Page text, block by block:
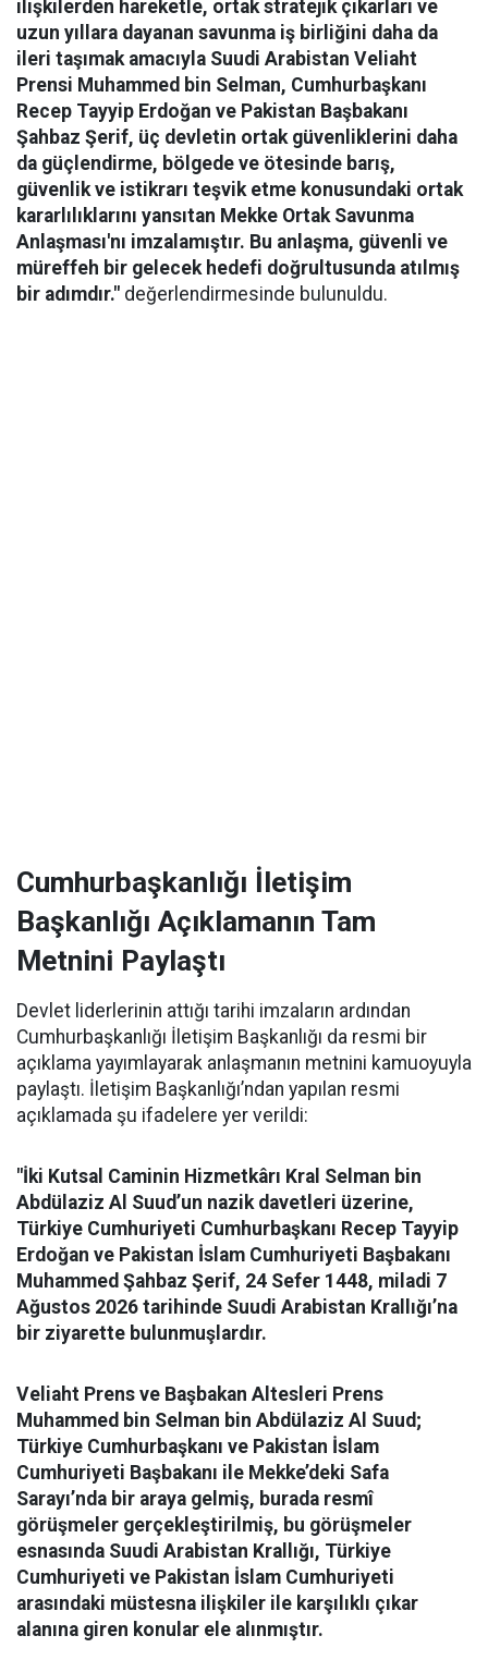
ilişkilerden hareketle, ortak stratejik çıkarları ve
uzun yıllara dayanan savunma iş birliğini daha da
ileri taşımak amacıyla Suudi Arabistan Veliaht
Prensi Muhammed bin Selman, Cumhurbaşkanı
Recep Tayyip Erdoğan ve Pakistan Başbakanı
Şahbaz Şerif, üç devletin ortak güvenliklerini daha
da güçlendirme, bölgede ve ötesinde barış,
güvenlik ve istikrarı teşvik etme konusundaki ortak
kararlılıklarını yansıtan Mekke Ortak Savunma
Anlaşması'nı imzalamıştır. Bu anlaşma, güvenli ve
müreffeh bir gelecek hedefi doğrultusunda atılmış
bir adımdır." değerlendirmesinde bulunuldu.
Cumhurbaşkanlığı İletişim
Başkanlığı Açıklamanın Tam
Metnini Paylaştı
Devlet liderlerinin attığı tarihi imzaların ardından
Cumhurbaşkanlığı İletişim Başkanlığı da resmi bir
açıklama yayımlayarak anlaşmanın metnini kamuoyuyla
paylaştı. İletişim Başkanlığı’ndan yapılan resmi
açıklamada şu ifadelere yer verildi:
"İki Kutsal Caminin Hizmetkârı Kral Selman bin
Abdülaziz Al Suud’un nazik davetleri üzerine,
Türkiye Cumhuriyeti Cumhurbaşkanı Recep Tayyip
Erdoğan ve Pakistan İslam Cumhuriyeti Başbakanı
Muhammed Şahbaz Şerif, 24 Sefer 1448, miladi 7
Ağustos 2026 tarihinde Suudi Arabistan Krallığı’na
bir ziyarette bulunmuşlardır.
Veliaht Prens ve Başbakan Altesleri Prens
Muhammed bin Selman bin Abdülaziz Al Suud;
Türkiye Cumhurbaşkanı ve Pakistan İslam
Cumhuriyeti Başbakanı ile Mekke’deki Safa
Sarayı’nda bir araya gelmiş, burada resmî
görüşmeler gerçekleştirilmiş, bu görüşmeler
esnasında Suudi Arabistan Krallığı, Türkiye
Cumhuriyeti ve Pakistan İslam Cumhuriyeti
arasındaki müstesna ilişkiler ile karşılıklı çıkar
alanına giren konular ele alınmıştır.